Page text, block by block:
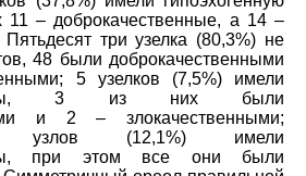
11 – доброкачественные, а 14 –
три узелка (80,3%) не
48 были доброкачественными
5 узелков (7,5%) имели
3 из них были
и 2 – злокачественными;
узлов (12,1%) имели
при этом все они были